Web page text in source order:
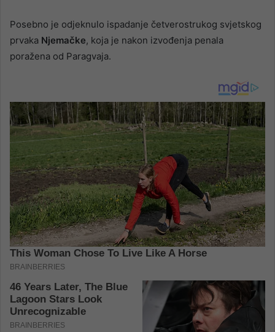
Posebno je odjeknulo ispadanje četverostrukog svjetskog
prvaka Njemačke, koja je nakon izvođenja penala
poražena od Paragvaja.